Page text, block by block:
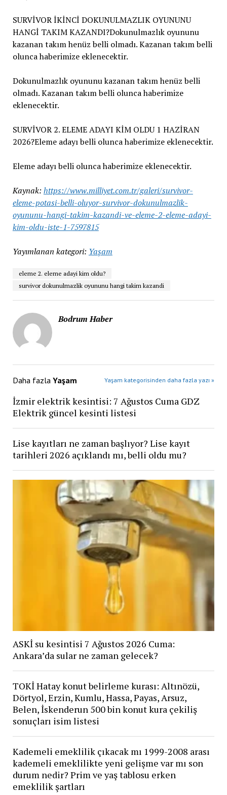
SURVİVOR İKİNCİ DOKUNULMAZLIK OYUNUNU
HANGİ TAKIM KAZANDI?Dokunulmazlık oyununu
kazanan takım henüz belli olmadı. Kazanan takım belli
olunca haberimize eklenecektir.
Dokunulmazlık oyununu kazanan takım henüz belli
olmadı. Kazanan takım belli olunca haberimize
eklenecektir.
SURVİVOR 2. ELEME ADAYI KİM OLDU 1 HAZİRAN
2026?Eleme adayı belli olunca haberimize eklenecektir.
Eleme adayı belli olunca haberimize eklenecektir.
Kaynak: https://www.milliyet.com.tr/galeri/survivor-
eleme-potasi-belli-oluyor-survivor-dokunulmazlik-
oyununu-hangi-takim-kazandi-ve-eleme-2-eleme-adayi-
kim-oldu-iste-1-7597815
Yayımlanan kategori: Yaşam
eleme 2. eleme adayi kim oldu?
survivor dokunulmazlik oyununu hangi takim kazandi
Bodrum Haber
Daha fazla Yaşam Yaşam kategorisinden daha fazla yazı »
İzmir elektrik kesintisi: 7 Ağustos Cuma GDZ
Elektrik güncel kesinti listesi
Lise kayıtları ne zaman başlıyor? Lise kayıt
tarihleri 2026 açıklandı mı, belli oldu mu?
ASKİ su kesintisi 7 Ağustos 2026 Cuma:
Ankara’da sular ne zaman gelecek?
TOKİ Hatay konut belirleme kurası: Altınözü,
Dörtyol, Erzin, Kumlu, Hassa, Payas, Arsuz,
Belen, İskenderun 500 bin konut kura çekiliş
sonuçları isim listesi
Kademeli emeklilik çıkacak mı 1999-2008 arası
kademeli emeklilikte yeni gelişme var mı son
durum nedir? Prim ve yaş tablosu erken
emeklilik şartları